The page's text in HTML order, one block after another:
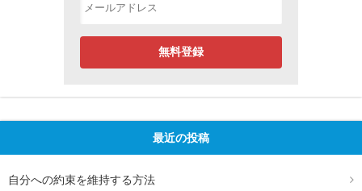
最近の投稿
自分への約束を維持する方法